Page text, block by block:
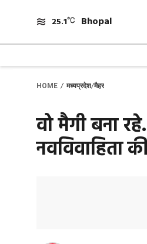
content
25.1 Bhopal
HOME / मध्यप्रदेश/मैहर
वो मैगी बना
नवविवाहिता